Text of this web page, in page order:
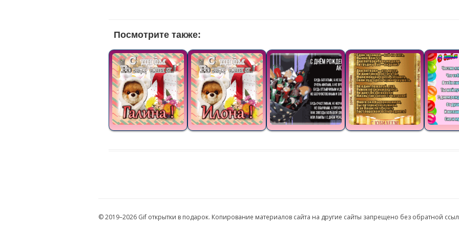
Посмотрите также:
© 2019–2026 Gif открытки в подарок. Копирование материалов сайта на другие сайты запрещено без обратной